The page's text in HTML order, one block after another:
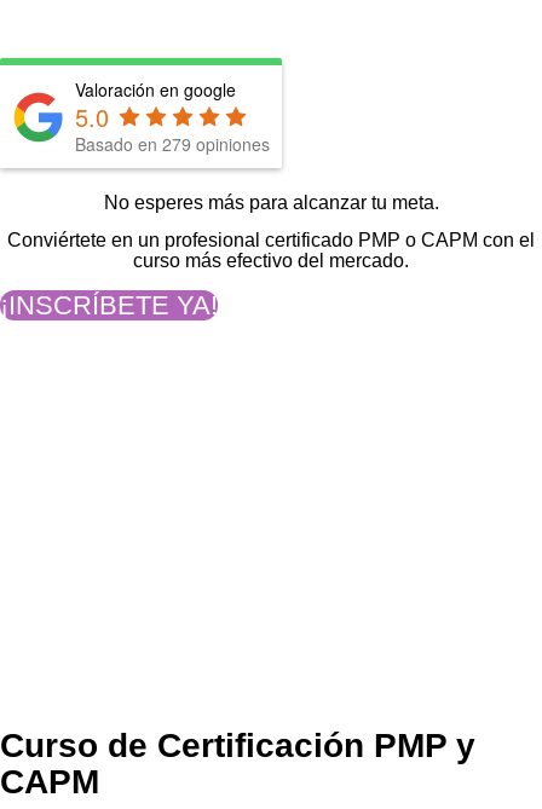
Valoración en google
5.0
Basado en 279 opiniones
No esperes más para alcanzar tu meta.
Conviértete en un profesional certificado PMP o CAPM con el
curso más efectivo del mercado.
¡INSCRÍBETE YA!
Curso de Certificación PMP y
CAPM